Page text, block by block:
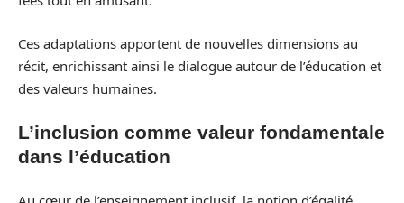
Ces adaptations apportent de nouvelles dimensions au
récit, enrichissant ainsi le dialogue autour de l’éducation et
des valeurs humaines.
L’inclusion comme valeur fondamentale
dans l’éducation